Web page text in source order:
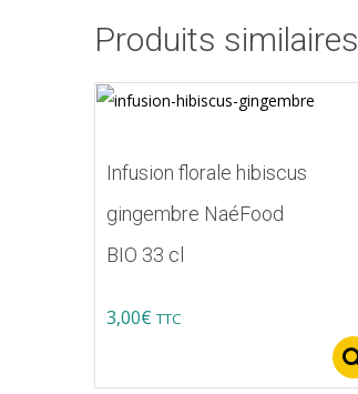
Produits similaires
Infusion florale hibiscus
gingembre NaéFood
BIO 33 cl
3,00€ TTC